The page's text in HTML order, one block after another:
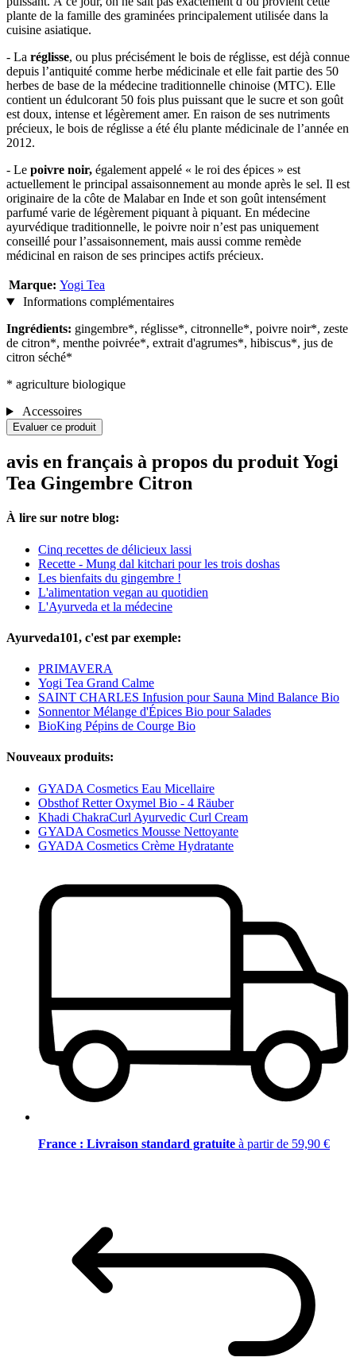
plante de la famille des graminées principalement utilisée dans la
cuisine asiatique.
- La réglisse, ou plus précisément le bois de réglisse, est déjà connue
depuis l’antiquité comme herbe médicinale et elle fait partie des 50
herbes de base de la médecine traditionnelle chinoise (MTC). Elle
contient un édulcorant 50 fois plus puissant que le sucre et son goût
est doux, intense et légèrement amer. En raison de ses nutriments
précieux, le bois de réglisse a été élu plante médicinale de l’année en
2012.
- Le poivre noir, également appelé « le roi des épices » est
actuellement le principal assaisonnement au monde après le sel. Il est
originaire de la côte de Malabar en Inde et son goût intensément
parfumé varie de légèrement piquant à piquant. En médecine
ayurvédique traditionnelle, le poivre noir n’est pas uniquement
conseillé pour l’assaisonnement, mais aussi comme remède
médicinal en raison de ses principes actifs précieux.
Marque: Yogi Tea
Informations complémentaires
Ingrédients: gingembre*, réglisse*, citronnelle*, poivre noir*, zeste
de citron*, menthe poivrée*, extrait d'agrumes*, hibiscus*, jus de
citron séché*
* agriculture biologique
Accessoires
Evaluer ce produit
avis en français à propos du produit Yogi
Tea Gingembre Citron
À lire sur notre blog:
Cinq recettes de délicieux lassi
Recette - Mung dal kitchari pour les trois doshas
Les bienfaits du gingembre !
L'alimentation vegan au quotidien
L'Ayurveda et la médecine
Ayurveda101, c'est par exemple:
PRIMAVERA
Yogi Tea Grand Calme
SAINT CHARLES Infusion pour Sauna Mind Balance Bio
Sonnentor Mélange d'Épices Bio pour Salades
BioKing Pépins de Courge Bio
Nouveaux produits:
GYADA Cosmetics Eau Micellaire
Obsthof Retter Oxymel Bio - 4 Räuber
Khadi ChakraCurl Ayurvedic Curl Cream
GYADA Cosmetics Mousse Nettoyante
GYADA Cosmetics Crème Hydratante
France : Livraison standard gratuite à partir de 59,90 €